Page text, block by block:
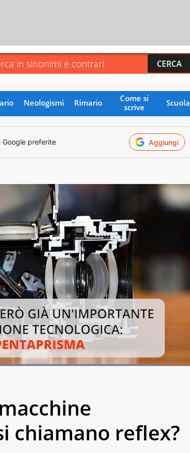
Neologismi Rimario
Come si
scrive
Scuola
Google preferite Aggiungi
Loaded:88.28%
chiamano reflex?